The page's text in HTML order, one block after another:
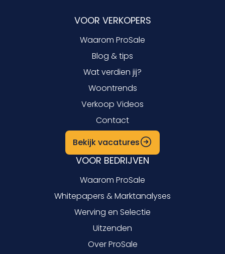
VOOR VERKOPERS
Waarom ProSale
Blog & tips
Wat verdien jij?
Woontrends
Verkoop Videos
Contact
Bekijk vacatures
VOOR BEDRIJVEN
Waarom ProSale
Whitepapers & Marktanalyses
Werving en Selectie
Uitzenden
Over ProSale